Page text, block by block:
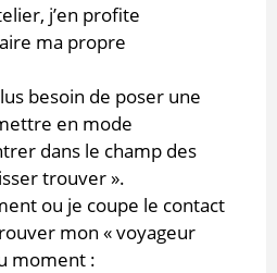
j’en profite
ma propre
besoin de poser une
en mode
dans le champ des
trouver ».
ou je coupe le contact
mon « voyageur
moment :